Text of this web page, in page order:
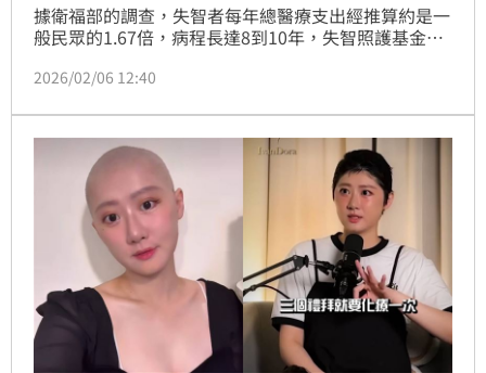
據衛福部的調查，失智者每年總醫療支出經推算約是一
般民眾的1.67倍，病程長達8到10年，失智照護基金可
壽不斷因應國人長照缺口推出新商品與服務，讓保戶可
的保單；且可隨年齡及收入增加，調整長照保障額度，
期待能用商業保險強化長照防禦網，提升國人百歲人生
的品質。
2026/02/06 12:40